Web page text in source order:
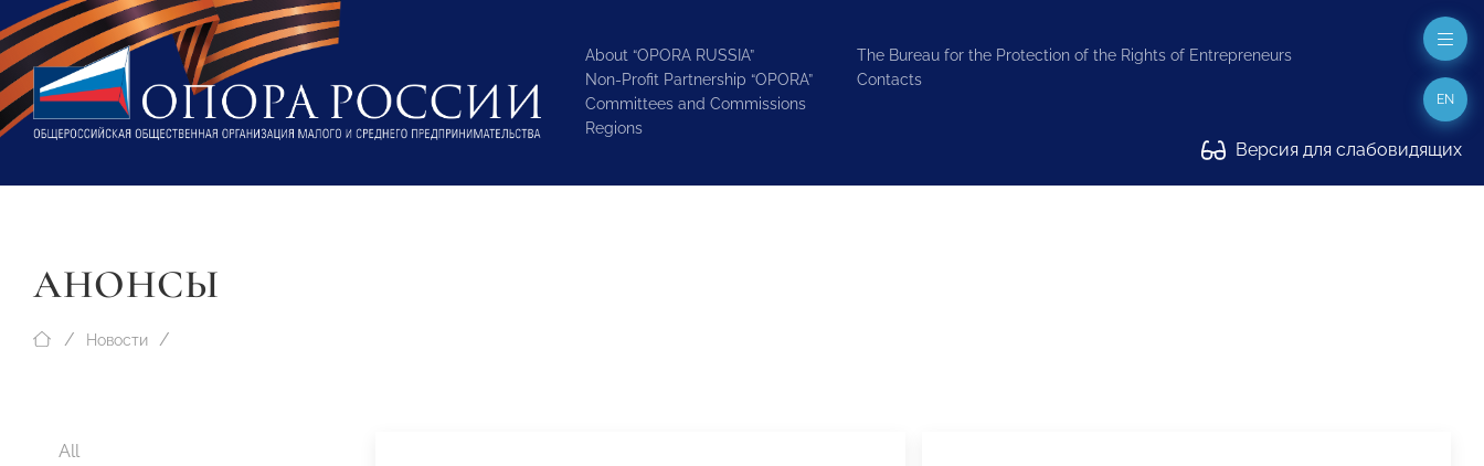
About “OPORA RUSSIA”
Non-Profit Partnership “OPORA”
Committees and Commissions
Regions
The Bureau for the Protection of the Rights of Entrepreneurs
Contacts
Версия для слабовидящих
EN
АНОНСЫ
Новости
All